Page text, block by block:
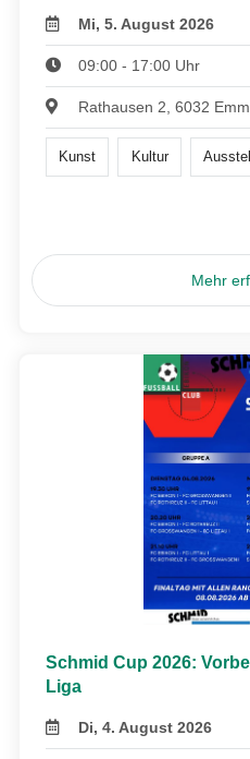
Mi, 5. August 2026
09:00 - 17:00 Uhr
Rathausen 2, 6032
Kunst Kultur
Mehr
Schmid Cup 2026:
Liga
Di, 4. August 2026